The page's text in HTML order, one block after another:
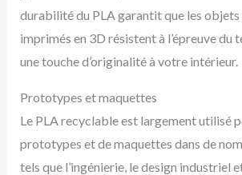
durabilité du PLA garantit que les
imprimés en 3D résistent à l’épreuve du
une touche d’originalité à votre intérieur.
Prototypes et maquettes
Le PLA recyclable est largement utilisé
prototypes et de maquettes dans de
tels que l’ingénierie, le design industriel